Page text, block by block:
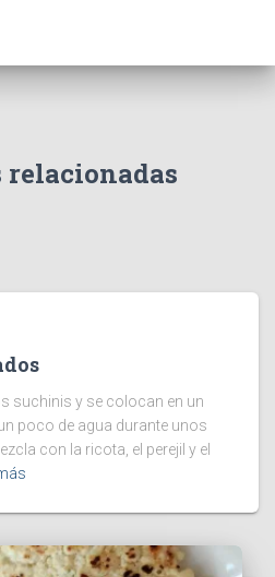
relacionadas
suchinis y se colocan en un
poco de agua durante unos
con la ricota, el perejil y el